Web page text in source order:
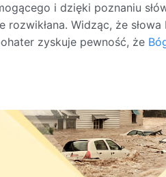
i dzięki poznaniu
Widząc, że słowa
zyskuje pewność, że